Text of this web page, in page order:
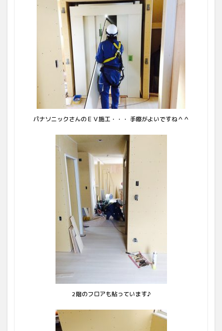
パナソニックさんのＥＶ施工・・・ 手際がよいですね＾＾
2階のフロアも貼っています♪